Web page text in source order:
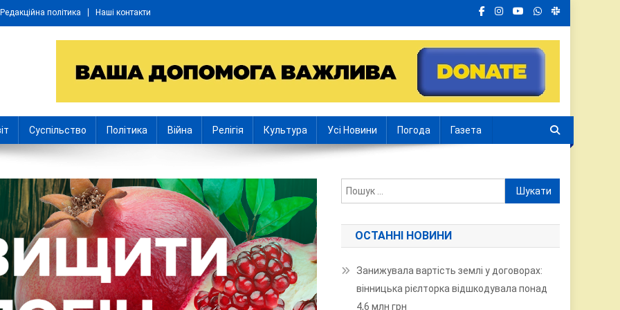
Редакційна політика Наші контакти
Суспільство Політика Війна Релігія Культура Усі Новини Погода Газета
Пошук:
ОСТАННІ НОВИНИ
Занижувала вартість землі у договорах:
вінницька рієлторка відшкодувала понад
4,6 млн грн